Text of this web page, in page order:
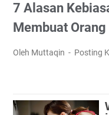
7 Alasan
Membuat
Oleh Muttaqin Posting